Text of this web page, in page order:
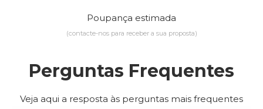
Poupança estimada
(contacte-nos para receber a sua proposta)
Perguntas Frequentes
Veja aqui a resposta às perguntas mais frequentes